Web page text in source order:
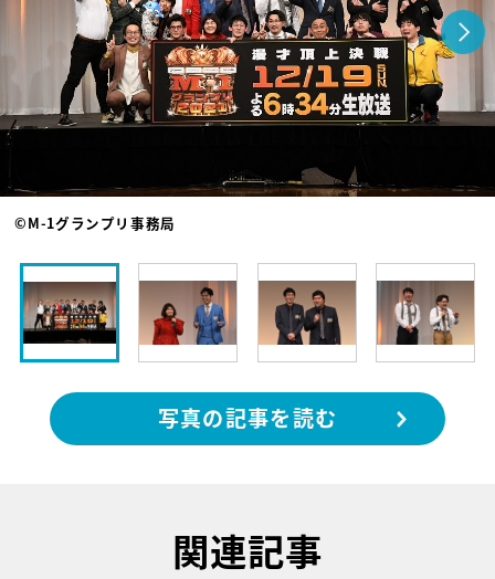
©M-1グランプリ事務局
写真の記事を読む
関連記事